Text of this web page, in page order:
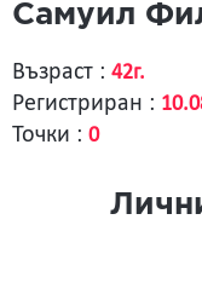
Самуил
Възраст : 42г.
Регистриран :
Точки : 0